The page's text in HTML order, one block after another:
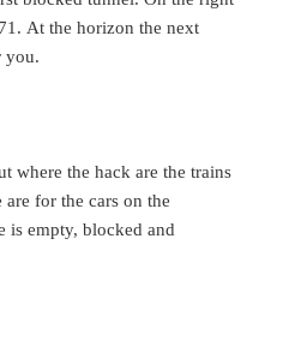
At the horizon the next
you.
where the hack are the trains
for the cars on the
is empty, blocked and